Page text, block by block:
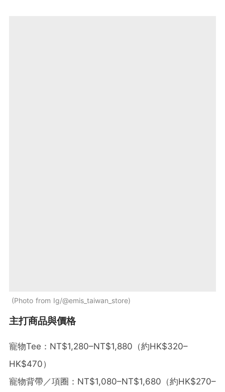
Photo from Ig/@emis_taiwan_store
主打商品與價格
寵物Tee：NT$1,280–NT$1,880（約HK$320–
HK$470）
寵物背帶／項圈：NT$1,080–NT$1,680（約HK$270–